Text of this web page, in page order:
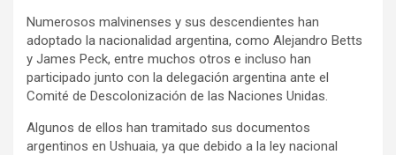
Numerosos malvinenses y sus descendientes han
adoptado la nacionalidad argentina, como Alejandro Betts
y James Peck, entre muchos otros e incluso han
participado junto con la delegación argentina ante el
Comité de Descolonización de las Naciones Unidas.
Algunos de ellos han tramitado sus documentos
argentinos en Ushuaia, ya que debido a la ley nacional